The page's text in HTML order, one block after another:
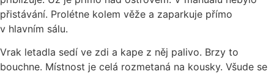
přistávání. Prolétne kolem věže a zaparkuje přímo
v hlavním sálu.
Vrak letadla sedí ve zdi a kape z něj palivo. Brzy to
bouchne. Místnost je celá rozmetaná na kousky. Všude se